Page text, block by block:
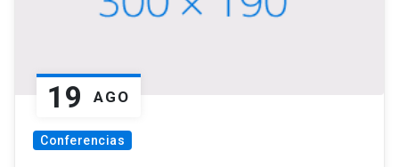
19 AGO
Conferencias